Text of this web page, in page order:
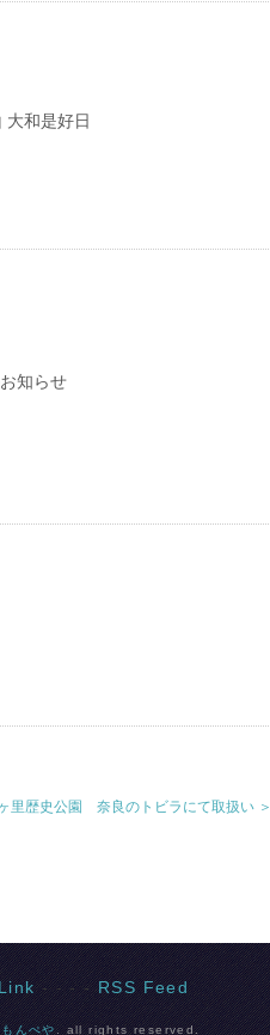
和是好日
知らせ
里歴史公園 奈良のトビラにて取扱い ＞
- - - -RSS Feed
もんぺや. all rights reserved.